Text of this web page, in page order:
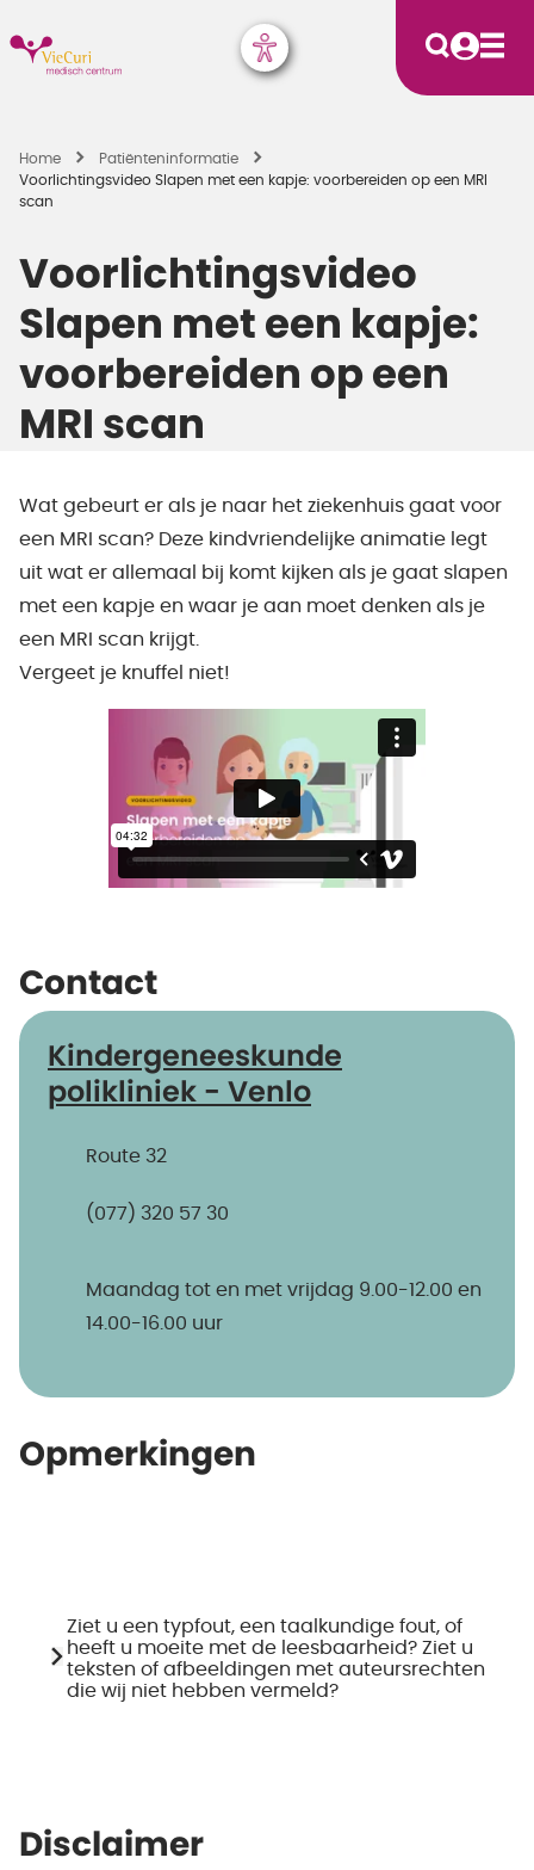
Home
Patiënten­informatie
Voorlichtingsvideo Slapen met een kapje: voorbereiden op een MRI
scan
Voorlichtingsvideo
Slapen met een kapje:
voorbereiden op een
MRI scan
Wat gebeurt er als je naar het ziekenhuis gaat voor
een MRI scan? Deze kindvriendelijke animatie legt
uit wat er allemaal bij komt kijken als je gaat slapen
met een kapje en waar je aan moet denken als je
een MRI scan krijgt.
Vergeet je knuffel niet!
Contact
Kindergeneeskunde
polikliniek - Venlo
Route 32
(077) 320 57 30
Maandag tot en met vrijdag 9.00-12.00 en
14.00-16.00 uur
Opmerkingen
Ziet u een typfout, een taalkundige fout, of
heeft u moeite met de leesbaarheid? Ziet u
teksten of afbeeldingen met auteursrechten
die wij niet hebben vermeld?
Disclaimer